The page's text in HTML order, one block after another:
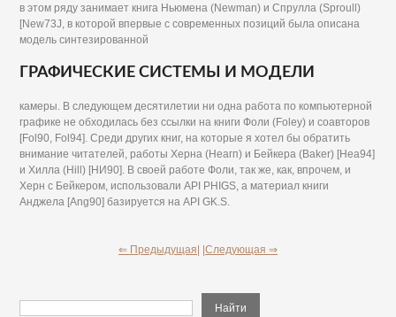
в этом ряду занимает книга Ньюмена (Newman) и Спрулла (Sproull)
[New73J, в которой впервые с современных позиций была описана
модель синтезированной
ГРАФИЧЕСКИЕ СИСТЕМЫ И МОДЕЛИ
камеры. В следующем десятилетии ни одна работа по компьютерной
графике не обходилась без ссылки на книги Фоли (Foley) и соавторов
[Fol90, Fol94]. Среди других книг, на которые я хотел бы обратить
внимание читателей, работы Херна (Неагп) и Бейкера (Baker) [Неа94]
и Хилла (Hill) [НИ90]. В своей работе Фоли, так же, как, впрочем, и
Херн с Бейкером, использовали API PHIGS, а материал книги
Анджела [Ang90] базируется на API GK.S.
⇐ Предыдущая| |Следующая ⇒